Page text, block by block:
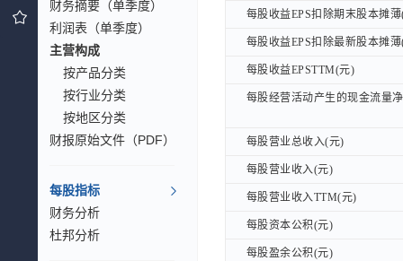
财务摘要（单季度）
利润表（单季度）
主营构成
按产品分类
按行业分类
按地区分类
财报原始文件（PDF）
每股指标
财务分析
杜邦分析
每股收益EPS扣除期末股本摊
每股收益EPS扣除最新股本摊
每股收益EPSTTM(元)
每股经营活动产生的现金流量
每股营业总收入(元)
每股营业收入(元)
每股营业收入TTM(元)
每股资本公积(元)
每股盈余公积(元)
每股收益EPS扣除期末股本摊
每股收益EPS扣除最新股本摊
每股收益EPSTTM(元)
每股经营活动产生的现金流量
每股营业总收入(元)
每股营业收入(元)
每股营业收入TTM(元)
每股资本公积(元)
每股盈余公积(元)